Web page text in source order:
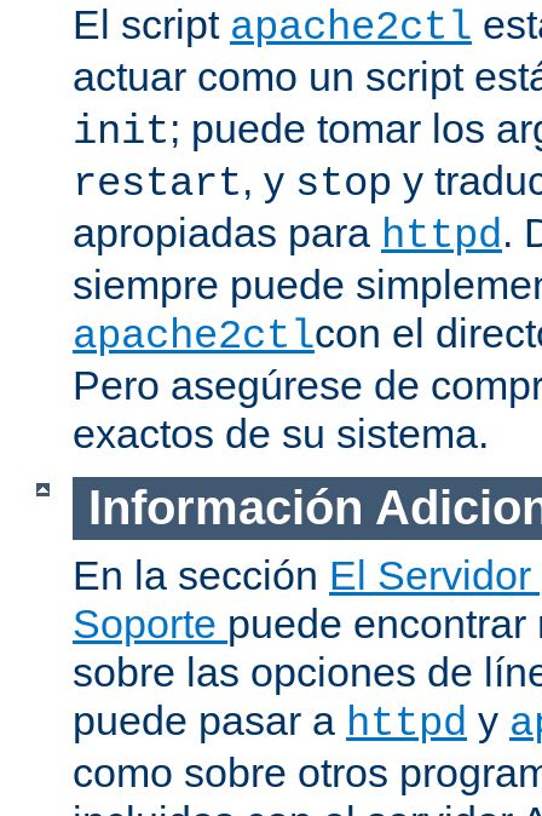
El script apache2ctl
actuar como un script
init; puede tomar los
restart, y stop y
apropiadas para httpd.
siempre puede
apache2ctlcon el
Pero asegúrese de
exactos de su sistema.
Información
En la sección El
Soporte puede
sobre las opciones de
puede pasar a httpd y
como sobre otros